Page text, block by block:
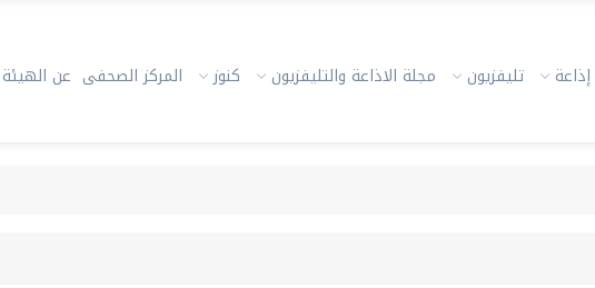
إذاعة تليفزيون مجلة الاذاعة والتليفزيون كنوز المركز الصحفى عن الهيئة